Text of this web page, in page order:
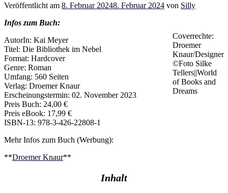
Veröffentlicht am 8. Februar 20248. Februar 2024 von Silly
Coverrechte:
Droemer
Knaur/Designer
©Foto Silke
Tellers||World
of Books and
Dreams
Infos zum Buch:
AutorIn: Kai Meyer
Titel: Die Bibliothek im Nebel
Format: Hardcover
Genre: Roman
Umfang: 560 Seiten
Verlag: Droemer Knaur
Erscheinungstermin: 02. November 2023
Preis Buch: 24,00 €
Preis eBook: 17,99 €
ISBN-13: 978-3-426-22808-1
Mehr Infos zum Buch (Werbung):
**Droemer Knaur**
Inhalt